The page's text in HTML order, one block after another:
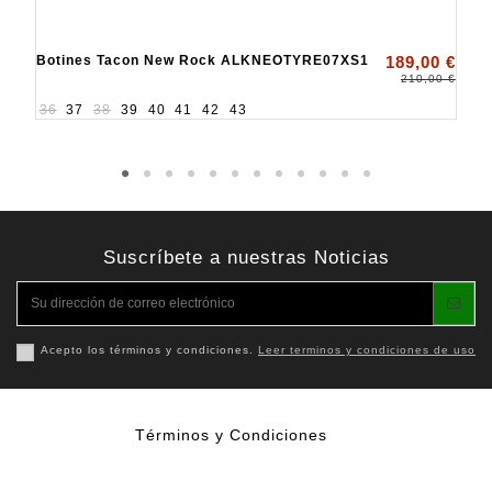
Botines Tacon New Rock ALKNEOTYRE07XS1 189,00 €
210,00 €
36 37 38 39 40 41 42 43
Suscríbete a nuestras Noticias
Acepto los términos y condiciones. Leer terminos y condiciones de uso
Términos y Condiciones